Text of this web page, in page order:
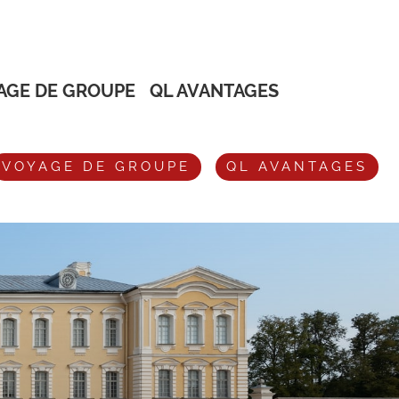
DE GROUPE
QL AVANTAGES
VOYAGE DE GROUPE QL AVANTAGES